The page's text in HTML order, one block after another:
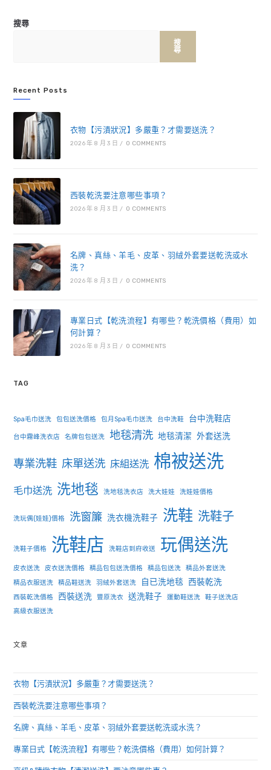
搜尋
搜
尋
Recent Posts
衣物【污漬狀況】多嚴重？才需要送洗？
2026 年 8 月 3 日 / 0 COMMENTS
西裝乾洗要注意哪些事項？
2026 年 8 月 3 日 / 0 COMMENTS
名牌、真絲、羊毛、皮革、羽絨外套要送乾洗或水
洗？
2026 年 8 月 3 日 / 0 COMMENTS
專業日式【乾洗流程】有哪些？乾洗價格（費用）如
何計算？
2026 年 8 月 3 日 / 0 COMMENTS
TAG
Spa毛巾送洗 包包送洗價格 包月Spa毛巾送洗 台中洗鞋 台中洗鞋店
台中霧峰洗衣店 名牌包包送洗 地毯清洗 地毯清潔 外套送洗
專業洗鞋 床單送洗 床組送洗 棉被送洗
毛巾送洗 洗地毯 洗地毯洗衣店 洗大娃娃 洗娃娃價格
洗玩偶(娃娃)價格 洗窗簾 洗衣機洗鞋子 洗鞋 洗鞋子
洗鞋子價格 洗鞋店 洗鞋店到府收送 玩偶送洗
皮衣送洗 皮衣送洗價格 精品包包送洗價格 精品包送洗
精品外套送洗
精品衣服送洗
精品鞋送洗 羽絨外套送洗 自已洗地毯 西裝乾洗
西裝乾洗價格 西裝送洗 豐原洗衣 送洗鞋子 運動鞋送洗
鞋子送洗店
高級衣服送洗
文章
衣物【污漬狀況】多嚴重？才需要送洗？
西裝乾洗要注意哪些事項？
名牌、真絲、羊毛、皮革、羽絨外套要送乾洗或水洗？
專業日式【乾洗流程】有哪些？乾洗價格（費用）如何計算？